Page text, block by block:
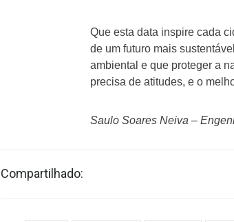
Que esta data inspire cada
de um futuro mais
ambiental e que proteger a
precisa de atitudes, e o
Saulo Soares Neiva –
Compartilhado: